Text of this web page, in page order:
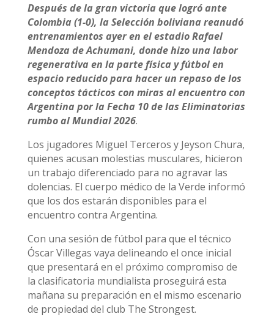
Después de la gran victoria que logró ante
Colombia (1-0), la Selección boliviana reanudó
entrenamientos ayer en el estadio Rafael
Mendoza de Achumani, donde hizo una labor
regenerativa en la parte física y fútbol en
espacio reducido para hacer un repaso de los
conceptos tácticos con miras al encuentro con
Argentina por la Fecha 10 de las Eliminatorias
rumbo al Mundial 2026.
Los jugadores Miguel Terceros y Jeyson Chura,
quienes acusan molestias musculares, hicieron
un trabajo diferenciado para no agravar las
dolencias. El cuerpo médico de la Verde informó
que los dos estarán disponibles para el
encuentro contra Argentina.
Con una sesión de fútbol para que el técnico
Óscar Villegas vaya delineando el once inicial
que presentará en el próximo compromiso de
la clasificatoria mundialista proseguirá esta
mañana su preparación en el mismo escenario
de propiedad del club The Strongest.